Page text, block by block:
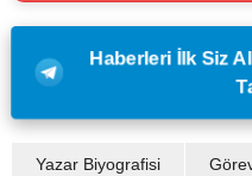
Haberleri İlk Siz
Yazar Biyografisi